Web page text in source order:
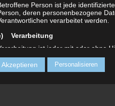
Person ist jede
deren personenbezogene
verarbeitet werden.
Verarbeitung
ist jeder mit oder ohne
Vorgang oder jede
personenbezogenen Daten wie
das Ordnen, die
Personalisieren